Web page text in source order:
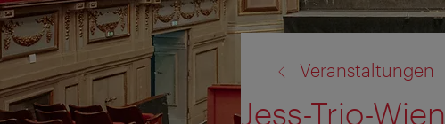
Veranstaltungen
Jess-Trio-Wien